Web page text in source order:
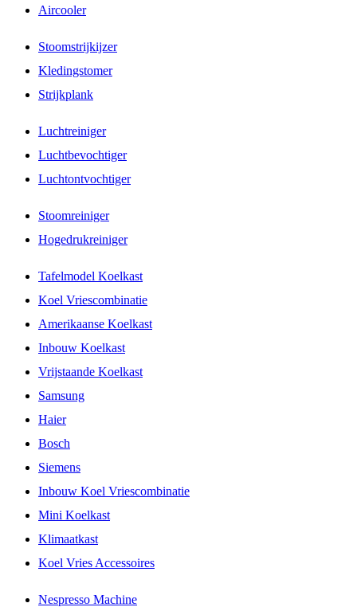
Aircooler
Stoomstrijkijzer
Kledingstomer
Strijkplank
Luchtreiniger
Luchtbevochtiger
Luchtontvochtiger
Stoomreiniger
Hogedrukreiniger
Tafelmodel Koelkast
Koel Vriescombinatie
Amerikaanse Koelkast
Inbouw Koelkast
Vrijstaande Koelkast
Samsung
Haier
Bosch
Siemens
Inbouw Koel Vriescombinatie
Mini Koelkast
Klimaatkast
Koel Vries Accessoires
Nespresso Machine